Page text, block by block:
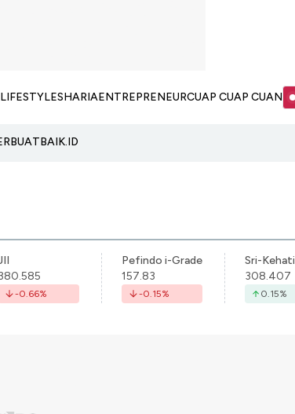
LIFESTYLESHARIAENTREPRENEURCUAP CUAP CUAN
-0.66%
Pefindo i-Grade
157.83
-0.15%
Sri-Kehati
308.407
0.15%